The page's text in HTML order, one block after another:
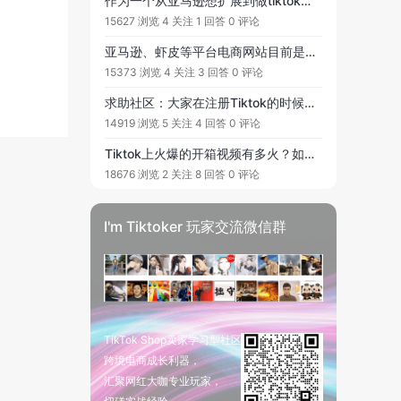
15627 浏览 4 关注 1 回答 0 评论
亚马逊、虾皮等平台电商网站目前是否还可以投放Tiktok？好像平台不支持站外引流，有风险，想问问大家是怎么规避这一风险呢？
15373 浏览 4 关注 3 回答 0 评论
求助社区：大家在注册Tiktok的时候，有没有遇到验证码，验证无效的情况呢？检查了国家区号和手机号都没问题，但还是收不短信验证码。尝试了好几遍都提示“验证失败”。
14919 浏览 5 关注 4 回答 0 评论
Tiktok上火爆的开箱视频有多火？如何拍摄？
18676 浏览 2 关注 8 回答 0 评论
I'm Tiktoker 玩家交流微信群
TikTok Shop卖家学习型社区
跨境电商成长利器，
汇聚网红大咖专业玩家，